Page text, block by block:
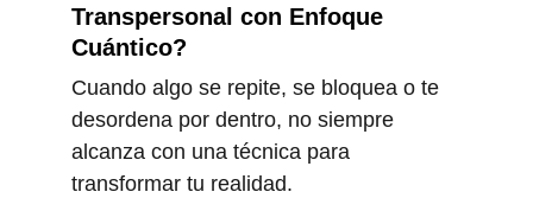
Transpersonal con Enfoque
Cuántico?
Cuando algo se repite, se bloquea o te
desordena por dentro, no siempre
alcanza con una técnica para
transformar tu realidad.